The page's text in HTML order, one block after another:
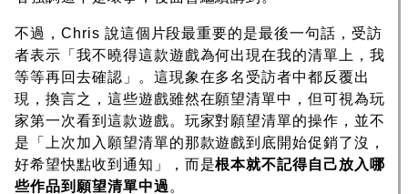
不過，Chris 說這個片段最重要的是最後一句話，受訪
者表示「我不曉得這款遊戲為何出現在我的清單上，我
等等再回去確認」。這現象在多名受訪者中都反覆出
現，換言之，這些遊戲雖然在願望清單中，但可視為玩
家第一次看到這款遊戲。玩家對願望清單的操作，並不
是「上次加入願望清單的那款遊戲到底開始促銷了沒，
好希望快點收到通知」，而是根本就不記得自己放入哪
些作品到願望清單中過 。